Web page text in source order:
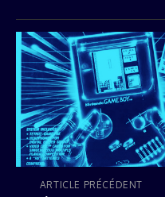
ARTICLE PRÉCÉDENT